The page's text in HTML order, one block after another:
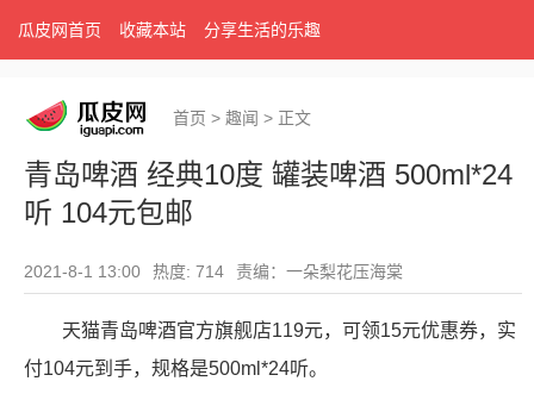
瓜皮网首页 收藏本站 分享生活的乐趣
首页 > 趣闻 > 正文
青岛啤酒 经典10度 罐装啤酒 500ml*24
听 104元包邮
2021-8-1 13:00 热度: 714 责编：一朵梨花压海棠
天猫青岛啤酒官方旗舰店119元，可领15元优惠券，实
付104元到手，规格是500ml*24听。